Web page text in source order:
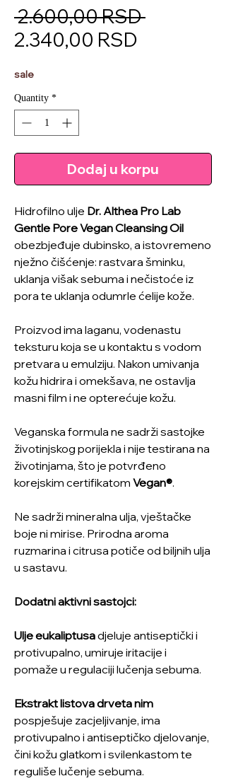
2.600,00 RSD Regular
2.340,00 RSD
sale
Quantity *
Dodaj u korpu
Hidrofilno ulje Dr. Althea Pro Lab
Gentle Pore Vegan Cleansing Oil
obezbjeđuje dubinsko, a istovremeno
nježno čišćenje: rastvara šminku,
uklanja višak sebuma i nečistoće iz
pora te uklanja odumrle ćelije kože.
Proizvod ima laganu, vodenastu
teksturu koja se u kontaktu s vodom
pretvara u emulziju. Nakon umivanja
kožu hidrira i omekšava, ne ostavlja
masni film i ne opterećuje kožu.
Veganska formula ne sadrži sastojke
životinjskog porijekla i nije testirana na
životinjama, što je potvrđeno
korejskim certifikatom Vegan®.
Ne sadrži mineralna ulja, vještačke
boje ni mirise. Prirodna aroma
ruzmarina i citrusa potiče od biljnih ulja
u sastavu.
Dodatni aktivni sastojci:
Ulje eukaliptusadjeluje antiseptički i
protivupalno, umiruje iritacije i
pomaže u regulaciji lučenja sebuma.
Ekstrakt listova drveta nim
pospješuje zacjeljivanje, ima
protivupalno i antiseptičko djelovanje,
čini kožu glatkom i svilenkastom te
reguliše lučenje sebuma.